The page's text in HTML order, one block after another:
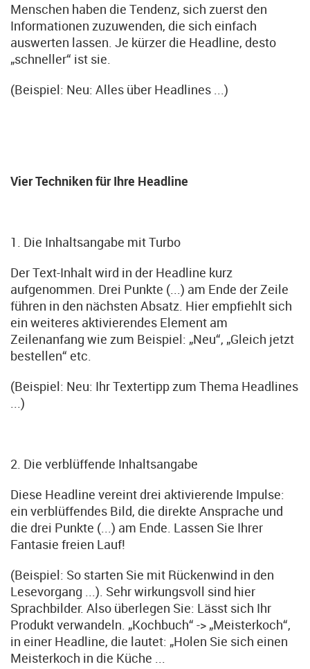
Menschen haben die Tendenz, sich zuerst den
Informationen zuzuwenden, die sich einfach
auswerten lassen. Je kürzer die Headline, desto
„schneller“ ist sie.
(Beispiel: Neu: Alles über Headlines ...)
Vier Techniken für Ihre Headline
1. Die Inhaltsangabe mit Turbo
Der Text-Inhalt wird in der Headline kurz
aufgenommen. Drei Punkte (...) am Ende der Zeile
führen in den nächsten Absatz. Hier empfiehlt sich
ein weiteres aktivierendes Element am
Zeilenanfang wie zum Beispiel: „Neu“, „Gleich jetzt
bestellen“ etc.
(Beispiel: Neu: Ihr Textertipp zum Thema Headlines
...)
2. Die verblüffende Inhaltsangabe
Diese Headline vereint drei aktivierende Impulse:
ein verblüffendes Bild, die direkte Ansprache und
die drei Punkte (...) am Ende. Lassen Sie Ihrer
Fantasie freien Lauf!
(Beispiel: So starten Sie mit Rückenwind in den
Lesevorgang ...). Sehr wirkungsvoll sind hier
Sprachbilder. Also überlegen Sie: Lässt sich Ihr
Produkt verwandeln. „Kochbuch“ -> „Meisterkoch“,
in einer Headline, die lautet: „Holen Sie sich einen
Meisterkoch in die Küche ...